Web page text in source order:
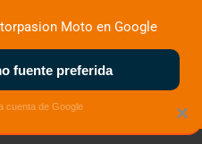
MOTOS ELÉCTRICAS
×
Moto en Google
fuente preferida
cuenta de Google